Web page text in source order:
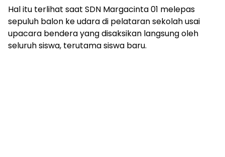
Hal itu terlihat saat SDN Margacinta 01 melepas
sepuluh balon ke udara di pelataran sekolah usai
upacara bendera yang disaksikan langsung oleh
seluruh siswa, terutama siswa baru.